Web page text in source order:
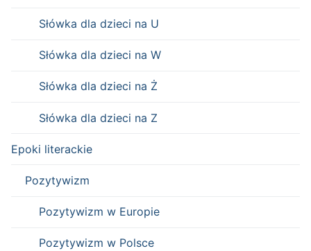
Słówka dla dzieci na U
Słówka dla dzieci na W
Słówka dla dzieci na Ż
Słówka dla dzieci na Z
Epoki literackie
Pozytywizm
Pozytywizm w Europie
Pozytywizm w Polsce